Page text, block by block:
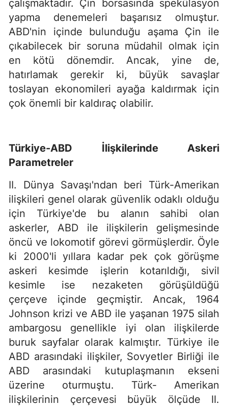
çalışmaktadır. Çin borsasında spekülasyon
yapma denemeleri başarısız olmuştur.
ABD'nin içinde bulunduğu aşama Çin ile
çıkabilecek bir soruna müdahil olmak için
en kötü dönemdir. Ancak, yine de,
hatırlamak gerekir ki, büyük savaşlar
toslayan ekonomileri ayağa kaldırmak için
çok önemli bir kaldıraç olabilir.
Türkiye-ABD İlişkilerinde Askeri
Parametreler
II. Dünya Savaşı'ndan beri Türk-Amerikan
ilişkileri genel olarak güvenlik odaklı olduğu
için Türkiye'de bu alanın sahibi olan
askerler, ABD ile ilişkilerin gelişmesinde
öncü ve lokomotif görevi görmüşlerdir. Öyle
ki 2000'li yıllara kadar pek çok görüşme
askeri kesimde işlerin kotarıldığı, sivil
kesimle ise nezaketen görüşüldüğü
çerçeve içinde geçmiştir. Ancak, 1964
Johnson krizi ve ABD ile yaşanan 1975 silah
ambargosu genellikle iyi olan ilişkilerde
buruk sayfalar olarak kalmıştır. Türkiye ile
ABD arasındaki ilişkiler, Sovyetler Birliği ile
ABD arasındaki ku­tuplaşmanın ekseni
üzerine oturmuştu. Türk- Amerikan
ilişkilerinin çerçevesi büyük ölçüde II.